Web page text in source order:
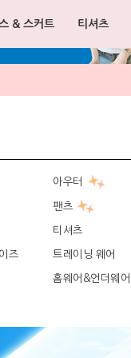
아우터
팬츠
티셔츠
즈 트레이닝 웨어
홈웨어&언더웨어
& 스커트 티셔츠